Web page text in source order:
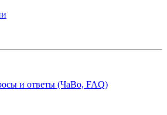
и ответы (ЧаВо, FAQ)